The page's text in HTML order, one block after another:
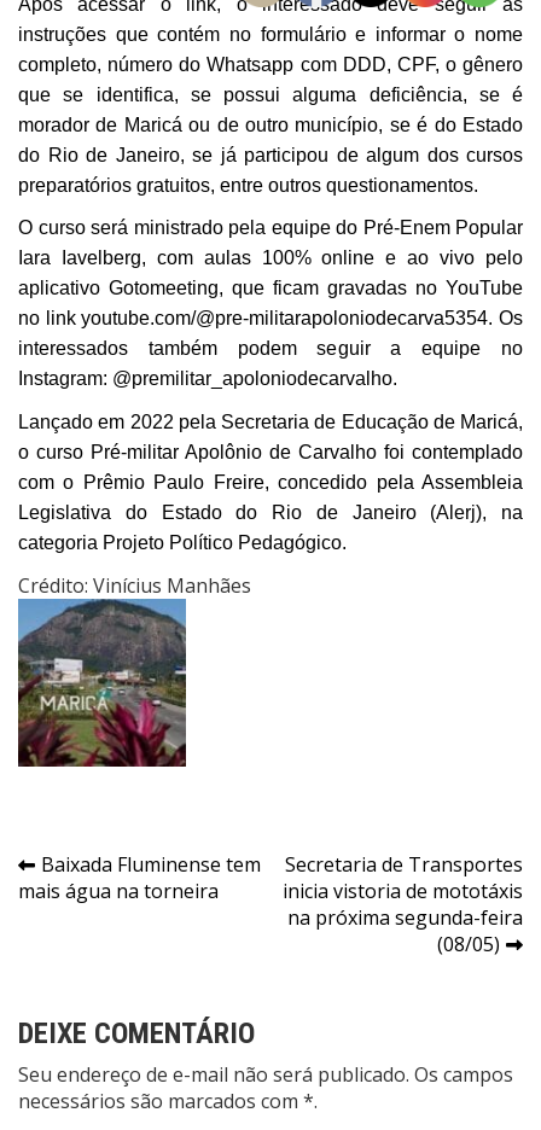
instruções que contém no formulário e informar o nome
completo, número do Whatsapp com DDD, CPF, o gênero
que se identifica, se possui alguma deficiência, se é
morador de Maricá ou de outro município, se é do Estado
do Rio de Janeiro, se já participou de algum dos cursos
preparatórios gratuitos, entre outros questionamentos.
O curso será ministrado pela equipe do Pré-Enem Popular
Iara Iavelberg, com aulas 100% online e ao vivo pelo
aplicativo Gotomeeting, que ficam gravadas no YouTube
no linkyoutube.com/@pre-militarapoloniodecarva5354. Os
interessados também podem seguir a equipe no
Instagram: @premilitar_apoloniodecarvalho.
Lançado em 2022 pela Secretaria de Educação de Maricá,
o curso Pré-militar Apolônio de Carvalho foi contemplado
com o Prêmio Paulo Freire, concedido pela Assembleia
Legislativa do Estado do Rio de Janeiro (Alerj), na
categoria Projeto Político Pedagógico.
Crédito: Vinícius Manhães
Navegação
de
Baixada Fluminense tem
mais água na torneira
Secretaria de Transportes
inicia vistoria de mototáxis
na próxima segunda-feira
(08/05)
DEIXE COMENTÁRIO
Seu endereço de e-mail não será publicado. Os campos
necessários são marcados com *.